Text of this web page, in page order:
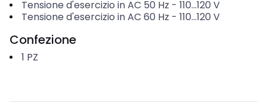
Tensione d'esercizio in AC 50 Hz - 110...120 V
Tensione d'esercizio in AC 60 Hz - 110...120 V
Confezione
1 PZ